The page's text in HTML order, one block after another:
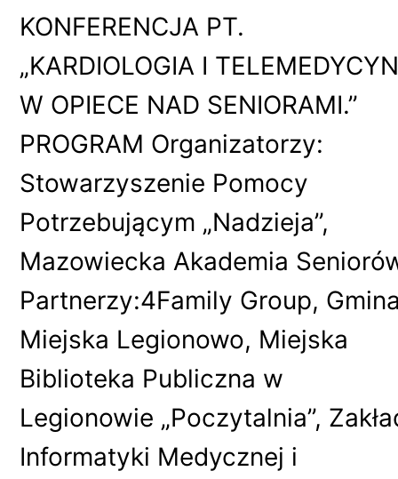
KONFERENCJA PT.
„KARDIOLOGIA I
W OPIECE NAD SENIORAMI.”
PROGRAM Organizatorzy:
Stowarzyszenie Pomocy
Potrzebującym „Nadzieja”,
Mazowiecka Akademia
Partnerzy:4Family Group,
Miejska Legionowo, Miejska
Biblioteka Publiczna w
Legionowie „Poczytalnia”,
Informatyki Medycznej i